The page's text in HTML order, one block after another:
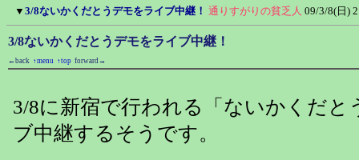
▼ 3/8ないかくだとうデモをライブ中継！ 通りすがりの貧乏人 09/3/8(日)
3/8ないかくだとうデモをライブ中継！
←back ↑menu ↑top forward→
3/8に新宿で行われる「ないかくだと
ブ中継するそうです。